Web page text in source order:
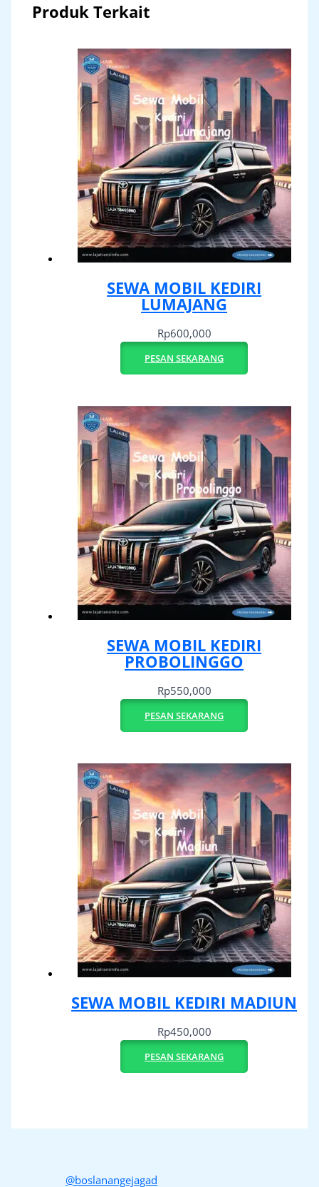
Produk Terkait
SEWA MOBIL KEDIRI
LUMAJANG
Rp600,000
PESAN SEKARANG
SEWA MOBIL KEDIRI
PROBOLINGGO
Rp550,000
PESAN SEKARANG
SEWA MOBIL KEDIRI MADIUN
Rp450,000
PESAN SEKARANG
@boslanangejagad